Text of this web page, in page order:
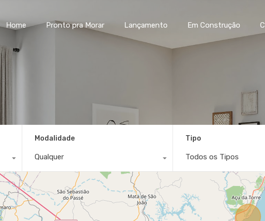
Pronto pra Morar
Home Pronto pra Morar Lançamento Em Construção
Modalidade
Qualquer
Tipo
Todos os Tipos